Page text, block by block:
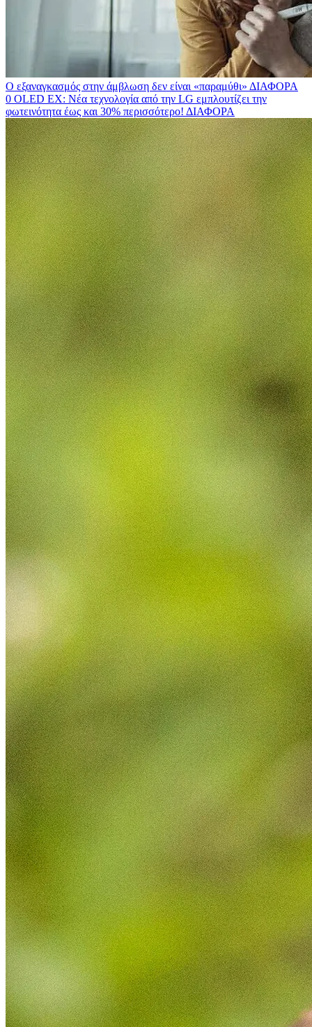
Ο εξαναγκασμός στην άμβλωση δεν είναι «παραμύθι» ΔΙΑΦΟΡΑ
0 OLED EX: Νέα τεχνολογία από την LG εμπλουτίζει την
φωτεινότητα έως και 30% περισσότερο! ΔΙΑΦΟΡΑ